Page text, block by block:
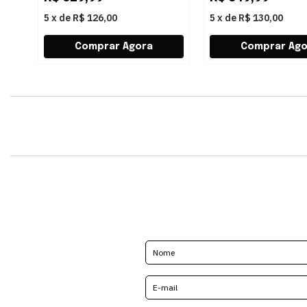
5 x de R$ 126,00 5 x de R$ 130,00